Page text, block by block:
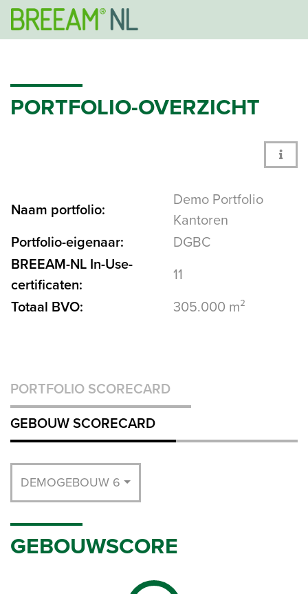
PORTFOLIO-OVERZICHT
Naam portfolio:
Demo Portfolio
Kantoren
Portfolio-eigenaar:
DGBC
BREEAM-NL In-Use-
certificaten:
11
Totaal BVO:
305.000 m²
PORTFOLIO SCORECARD
GEBOUW SCORECARD
DEMOGEBOUW 6
GEBOUWSCORE